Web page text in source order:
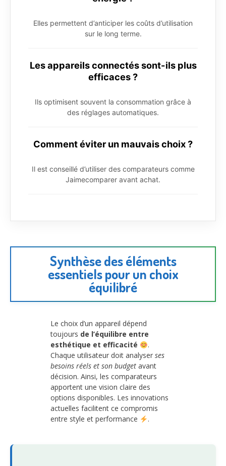
Elles permettent d’anticiper les coûts d’utilisation
sur le long terme.
Les appareils connectés sont-ils plus
efficaces ?
Ils optimisent souvent la consommation grâce à
des réglages automatiques.
Comment éviter un mauvais choix ?
Il est conseillé d’utiliser des comparateurs comme
Jaimecomparer avant achat.
Synthèse des éléments
essentiels pour un choix
équilibré
Le choix d’un appareil dépend
toujours de l’équilibre entre
esthétique et efficacité
.
Chaque utilisateur doit analyser ses
besoins réels et son budget avant
décision. Ainsi, les comparateurs
apportent une vision claire des
options disponibles. Les innovations
actuelles facilitent ce compromis
entre style et performance
.